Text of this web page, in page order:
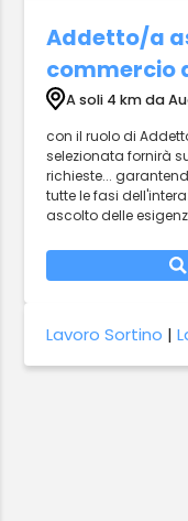
Addetto/a
commercio
A soli 4 km da
con il ruolo di
selezionata fornirà
richieste...
tutte le fasi
ascolto delle
Lavoro Sortino |